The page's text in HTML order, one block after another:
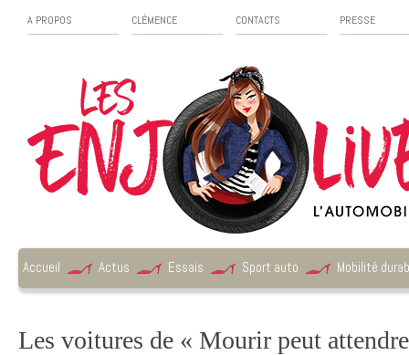
A PROPOS CLÉMENCE CONTACTS PRESSE
Accueil Actus Essais Sport auto Mobilité
Les voitures de « Mourir peut